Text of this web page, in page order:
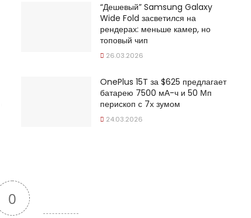
“Дешевый” Samsung Galaxy
Wide Fold засветился на
рендерах: меньше камер, но
топовый чип
26.03.2026
OnePlus 15T за $625 предлагает
батарею 7500 мА-ч и 50 Мп
перископ с 7х зумом
24.03.2026
0